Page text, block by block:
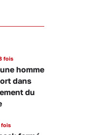
fois
homme
dans
du
fois